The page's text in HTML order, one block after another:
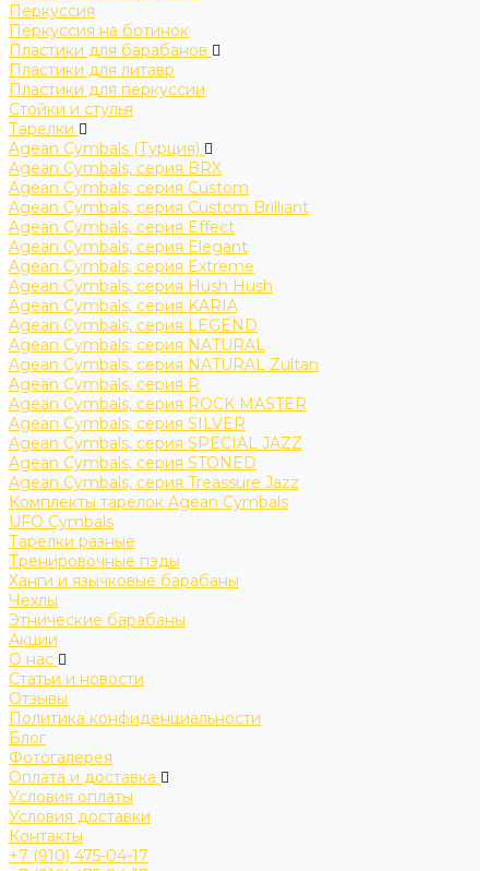
Перкуссия
Перкуссия на ботинок
Пластики для барабанов
Пластики для литавр
Пластики для перкуссии
Стойки и стулья
Тарелки
Agean Cymbals (Турция)
Agean Cymbals, серия BRX
Agean Cymbals, серия Custom
Agean Cymbals, серия Custom Brilliant
Agean Cymbals, серия Effect
Agean Cymbals, серия Elegant
Agean Cymbals, серия Extreme
Agean Cymbals, серия Hush Hush
Agean Cymbals, серия KARIA
Agean Cymbals, серия LEGEND
Agean Cymbals, серия NATURAL
Agean Cymbals, серия NATURAL Zultan
Agean Cymbals, серия R
Agean Cymbals, серия ROCK MASTER
Agean Cymbals, серия SILVER
Agean Cymbals, серия SPECIAL JAZZ
Agean Cymbals, серия STONED
Agean Cymbals, серия Treassure Jazz
Комплекты тарелок Agean Cymbals
UFO Cymbals
Тарелки разные
Тренировочные пэды
Ханги и язычковые барабаны
Чехлы
Этнические барабаны
Акции
О нас
Статьи и новости
Отзывы
Политика конфиденциальности
Блог
Фотогалерея
Оплата и доставка
Условия оплаты
Условия доставки
Контакты
+7 (910) 475-04-17